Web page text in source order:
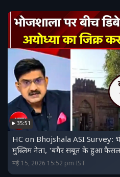
35:51
HC on Bhojshala ASI Survey:
मुस्लिम नेता, 'बगैर सबूत के हुआ
मई 15, 2026 15:52 pm IST